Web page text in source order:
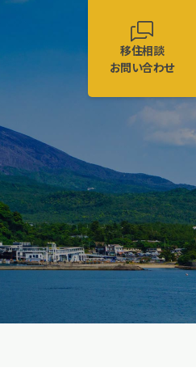
移住相談
お問い合わせ